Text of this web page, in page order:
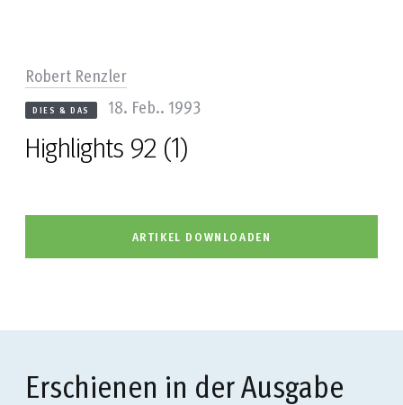
Highlights 92 (1)
DIES & DAS 18. Feb.. 1993
Robert Renzler
ARTIKEL DOWNLOADEN
Erschienen in der Ausgabe